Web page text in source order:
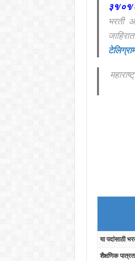
३१/
भरती
या पदांसाठी
शैक्षणिक